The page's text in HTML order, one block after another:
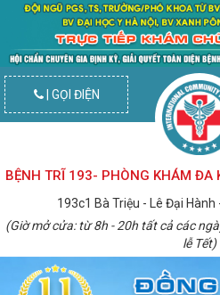
| GỌI ĐIỆN
BỆNH TRĨ 193- PHÒNG KHÁM ĐA
193c1 Bà Triệu - Lê Đại Hành
(Giờ mở cửa: từ 8h - 20h tất cả các
lễ Tết)